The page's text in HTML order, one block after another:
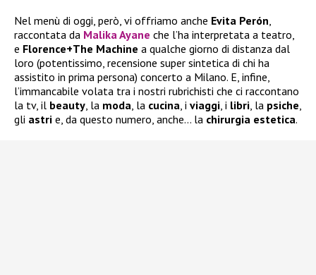
Nel menù di oggi, però, vi offriamo anche Evita Perón,
raccontata da Malika Ayane che l’ha interpretata a teatro,
e Florence+The Machine a qualche giorno di distanza dal
loro (potentissimo, recensione super sintetica di chi ha
assistito in prima persona) concerto a Milano. E, infine,
l’immancabile volata tra i nostri rubrichisti che ci raccontano
la tv, il beauty, la moda, la cucina, i viaggi, i libri, la psiche,
gli astri e, da questo numero, anche… la chirurgia estetica.